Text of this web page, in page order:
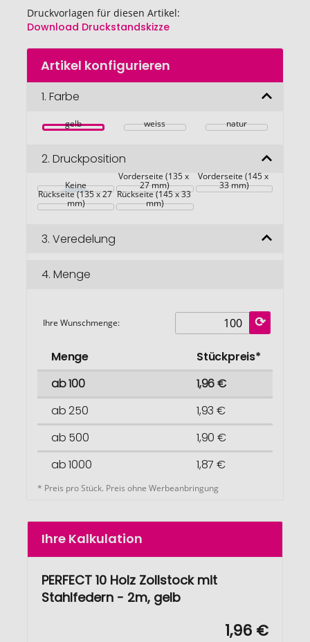
Druckvorlagen für diesen Artikel:
Download Druckstandskizze
Zum
Anfang
Bildgalerie
Artikel konfigurieren
1. Farbe
gelb weiss natur
2. Druckposition
Keine
Vorderseite (135 x
27 mm)
Vorderseite (145 x
33 mm)
Rückseite (135 x 27
mm)
Rückseite (145 x 33
mm)
3. Veredelung
4. Menge
Ihre Wunschmenge:
Menge
Stückpreis*
ab 100
1,96 €
ab 250
1,93 €
ab 500
1,90 €
ab 1000
1,87 €
* Preis pro Stück. Preis ohne Werbeanbringung
Ihre Kalkulation
PERFECT 10 Holz Zollstock mit
Stahlfedern - 2m, gelb
1,96 €